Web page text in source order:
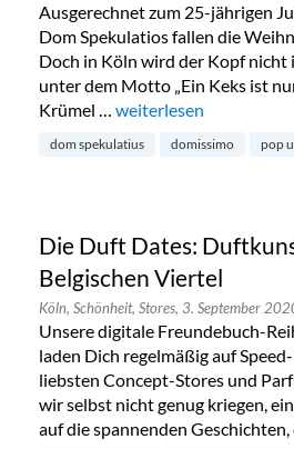
Ausgerechnet zum 25-jährigen
Dom Spekulatios fallen die
Doch in Köln wird der Kopf nicht
unter dem Motto „Ein Keks ist
Krümel … „Dom-Spekulatius
weiterlesen
dom spekulatius domissimo pop
Die Duft Dates:
Belgischen Viertel
Köln, Schönheit, Stores, 3. September
Unsere digitale Freundebuch-
laden Dich regelmäßig auf
liebsten Concept-Stores und
wir selbst nicht genug kriegen,
auf die spannenden Geschichten,